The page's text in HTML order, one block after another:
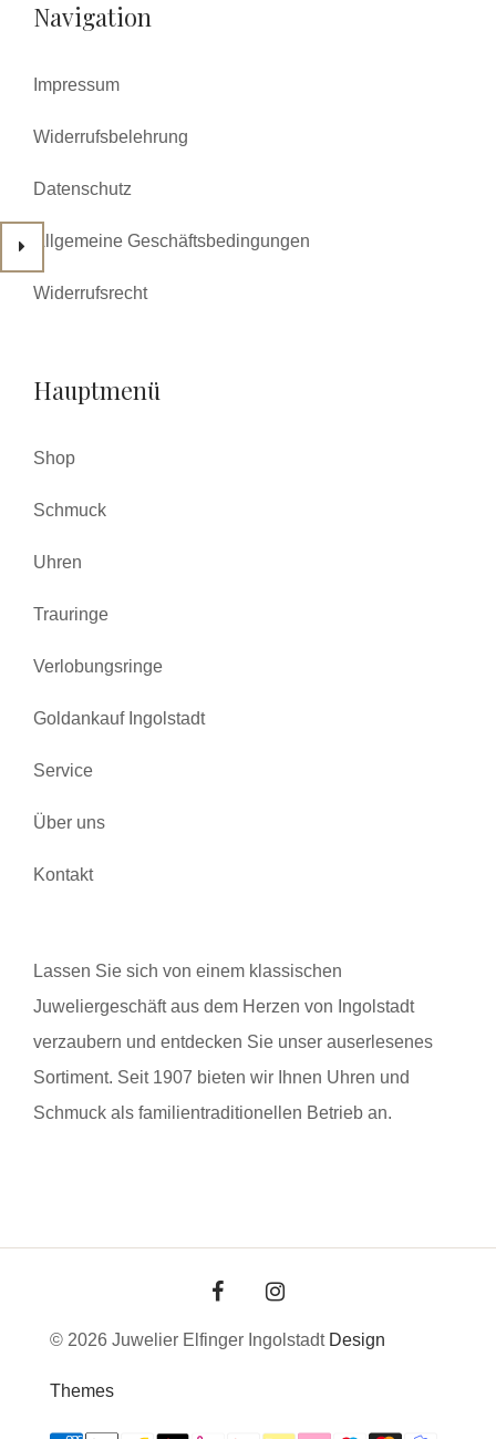
Navigation
Impressum
Widerrufsbelehrung
Datenschutz
Allgemeine Geschäftsbedingungen
Widerrufsrecht
Hauptmenü
Shop
Schmuck
Uhren
Trauringe
Verlobungsringe
Goldankauf Ingolstadt
Service
Über uns
Kontakt
Lassen Sie sich von einem klassischen
Juweliergeschäft aus dem Herzen von Ingolstadt
verzaubern und entdecken Sie unser auserlesenes
Sortiment. Seit 1907 bieten wir Ihnen Uhren und
Schmuck als familientraditionellen Betrieb an.
© 2026 Juwelier Elfinger Ingolstadt Design
Themes